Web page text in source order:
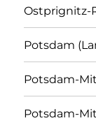
Ostprignitz-
Potsdam
Potsdam-
Potsdam-